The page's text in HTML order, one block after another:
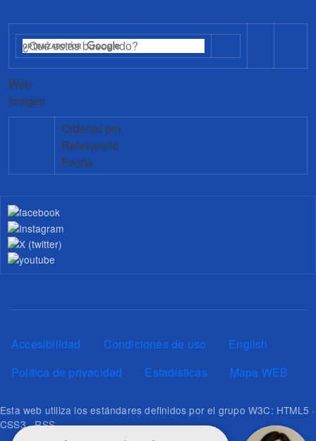
Web
Imagen
Ordenar por
Relevancia
Fecha
Pie de página
Accesibilidad Condiciones de uso
English
Política de privacidad
Estadísticas Mapa WEB
Esta web utiliza los estándares definidos por el grupo W3C: HTML5 ·
CSS3 · RSS